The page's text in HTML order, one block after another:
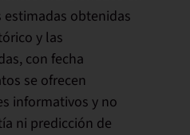
obtenidas
y las
con fecha
se ofrecen
informativos y no
ni predicción de